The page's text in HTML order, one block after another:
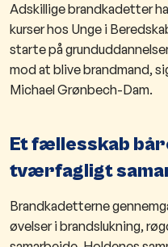
Adskillige brandkadetter
kurser hos Unge i
starte på
mod at blive brandmand,
Michael Grønbech-Dam.
Et fællesskab
tværfagligt
Brandkadetterne
øvelser i brandslukning,